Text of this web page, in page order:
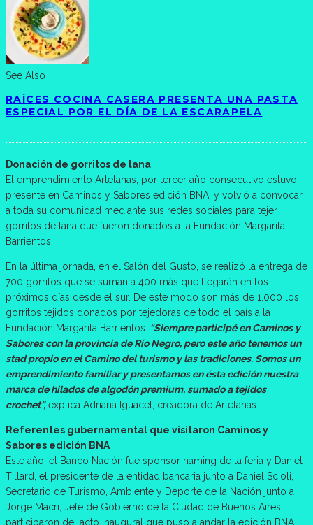
See Also
RAÍCES COCINA CASERA PRESENTA UNA PASTA
ESPECIAL POR EL DÍA DE LA ESCARAPELA
Donación de gorritos de lana
El emprendimiento Artelanas, por tercer año consecutivo estuvo
presente en Caminos y Sabores edición BNA, y volvió a convocar
a toda su comunidad mediante sus redes sociales para tejer
gorritos de lana que fueron donados a la Fundación Margarita
Barrientos.
En la última jornada, en el Salón del Gusto, se realizó la entrega de
700 gorritos que se suman a 400 más que llegarán en los
próximos días desde el sur. De este modo son más de 1.000 los
gorritos tejidos donados por tejedoras de todo el país a la
Fundación Margarita Barrientos. “Siempre participé en Caminos y
Sabores con la provincia de Río Negro, pero este año tenemos un
stad propio en el Camino del turismo y las tradiciones. Somos un
emprendimiento familiar y presentamos en ésta edición nuestra
marca de hilados de algodón premium, sumado a tejidos
crochet”,explica Adriana Iguacel, creadora de Artelanas.
Referentes gubernamental que visitaron Caminos y
Sabores edición BNA
Este año, el Banco Nación fue sponsor naming de la feria y Daniel
Tillard, el presidente de la entidad bancaria junto a Daniel Scioli,
Secretario de Turismo, Ambiente y Deporte de la Nación junto a
Jorge Macri, Jefe de Gobierno de la Ciudad de Buenos Aires
participaron del acto inaugural que puso a andar la edición BNA.